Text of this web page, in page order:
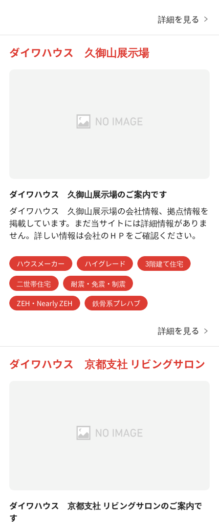
詳細を見る
ダイワハウス 久御山展示場
ダイワハウス 久御山展示場のご案内です
ダイワハウス 久御山展示場の会社情報、拠点情報を
掲載しています。まだ当サイトには詳細情報がありま
せん。詳しい情報は会社のＨＰをご確認ください。
ハウスメーカー ハイグレード
3階建て住宅
二世帯住宅
耐震・免震・制震
ZEH・Nearly ZEH
鉄骨系プレハブ
詳細を見る
ダイワハウス 京都支社 リビングサロン
ダイワハウス 京都支社 リビングサロンのご案内で
す